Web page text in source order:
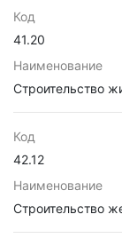
Код
41.20
Наименование
Строительство
Код
42.12
Наименование
Строительство